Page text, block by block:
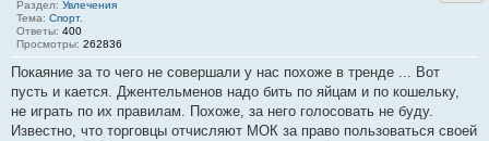
Раздел: Увлечения
Тема: Спорт.
Ответы: 400
Просмотры: 262836
Покаяние за то чего не совершали у нас похоже в тренде ... Вот
пусть и кается. Джентельменов надо бить по яйцам и по кошельку,
не играть по их правилам. Похоже, за него голосовать не буду.
Известно, что торговцы отчисляют МОК за право пользоваться своей